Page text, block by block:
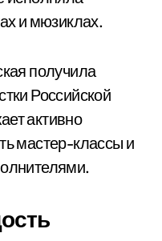
и мюзиклах.
получила
Российской
активно
мастер-классы и